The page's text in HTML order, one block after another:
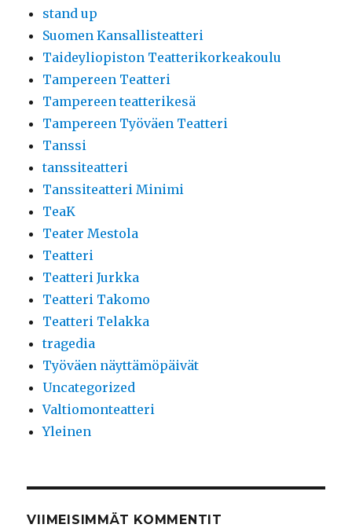
stand up
Suomen Kansallisteatteri
Taideyliopiston Teatterikorkeakoulu
Tampereen Teatteri
Tampereen teatterikesä
Tampereen Työväen Teatteri
Tanssi
tanssiteatteri
Tanssiteatteri Minimi
TeaK
Teater Mestola
Teatteri
Teatteri Jurkka
Teatteri Takomo
Teatteri Telakka
tragedia
Työväen näyttämöpäivät
Uncategorized
Valtiomonteatteri
Yleinen
VIIMEISIMMÄT KOMMENTIT